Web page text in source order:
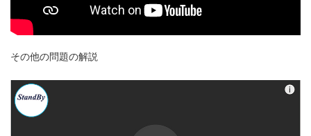
その他の問題の解説